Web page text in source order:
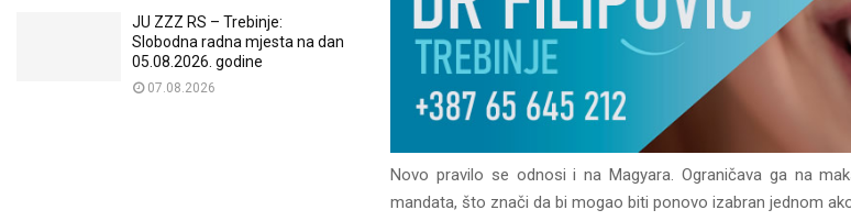
Novo pravilo se odnosi i na Magyara. Ograničava ga na
mandata, što znači da bi mogao biti ponovo izabran jednom
JU ZZZ RS – Trebinje:
Slobodna radna mjesta na dan
05.08.2026. godine
07.08.2026